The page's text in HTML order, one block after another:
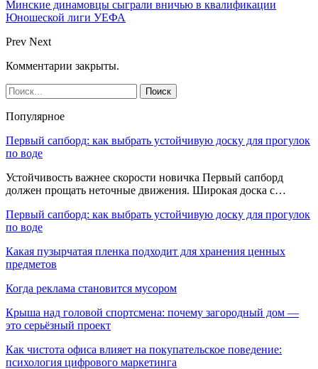
Минские динамовцы сыграли вничью в квалификации
Юношеской лиги УЕФА
Prev Next
Комментарии закрыты.
Популярное
Первый сапборд: как выбрать устойчивую доску для прогулок
по воде
Устойчивость важнее скорости новичка Первый сапборд
должен прощать неточные движения. Широкая доска с…
Первый сапборд: как выбрать устойчивую доску для прогулок
по воде
Какая пузырчатая пленка подходит для хранения ценных
предметов
Когда реклама становится мусором
Крыша над головой спортсмена: почему загородный дом —
это серьёзный проект
Как чистота офиса влияет на покупательское поведение:
психология цифрового маркетинга